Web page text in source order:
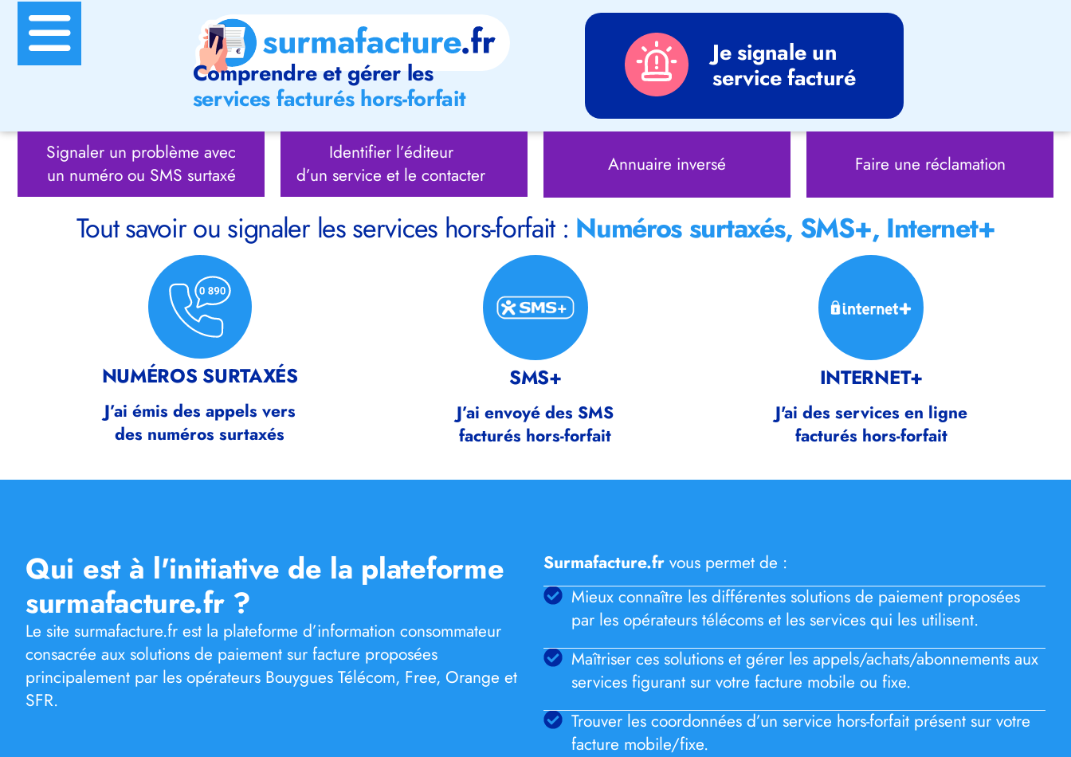
Comprendre et gérer les
services facturés hors-forfait
Je signale un
service facturé
Signaler un problème avec
un numéro ou SMS surtaxé
Identifier l’éditeur
d’un service et le contacter
Annuaire inversé Faire une réclamation
Tout savoir ou signaler les services hors-forfait : Numéros surtaxés, SMS+, Internet+
NUMÉROS SURTAXÉS
J’ai émis des appels vers
des numéros surtaxés
SMS+
J’ai envoyé des SMS
facturés hors-forfait
INTERNET+
J'ai des services en ligne
facturés hors-forfait
Qui est à l'initiative de la plateforme
surmafacture.fr ?
Le site surmafacture.fr est la plateforme d’information consommateur
consacrée aux solutions de paiement sur facture proposées
principalement par les opérateurs Bouygues Télécom, Free, Orange et
SFR.
Surmafacture.fr vous permet de :
Mieux connaître les différentes solutions de paiement proposées
par les opérateurs télécoms et les services qui les utilisent.
Maîtriser ces solutions et gérer les appels/achats/abonnements aux
services figurant sur votre facture mobile ou fixe.
Trouver les coordonnées d’un service hors-forfait présent sur votre
facture mobile/fixe.